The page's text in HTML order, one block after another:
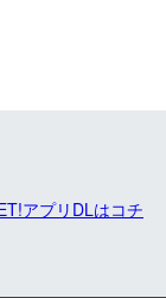
アプリDLはコチ